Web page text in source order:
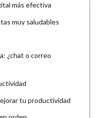
más efectiva
muy saludables
¿chat o correo
tu productividad